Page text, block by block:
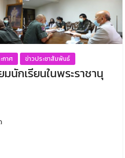
กาศ ข่าวประชาสัมพันธ์
นักเรียนในพระราชานุ